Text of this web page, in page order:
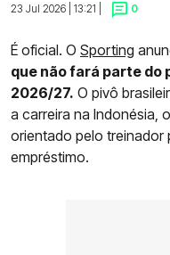
23 Jul 2026 | 13:21 |
0
É oficial. O Sporting
que não fará parte do
2026/27. O pivô
a carreira na Indonésia,
orientado pelo treinador
empréstimo.